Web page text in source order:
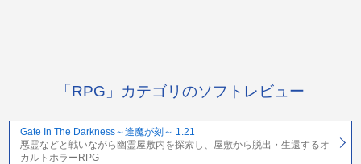
「RPG」カテゴリのソフトレビュー
Gate In The Darkness～逢魔が刻～ 1.21
悪霊などと戦いながら幽霊屋敷内を探索し、屋敷から脱出・生還するオ
カルトホラーRPG